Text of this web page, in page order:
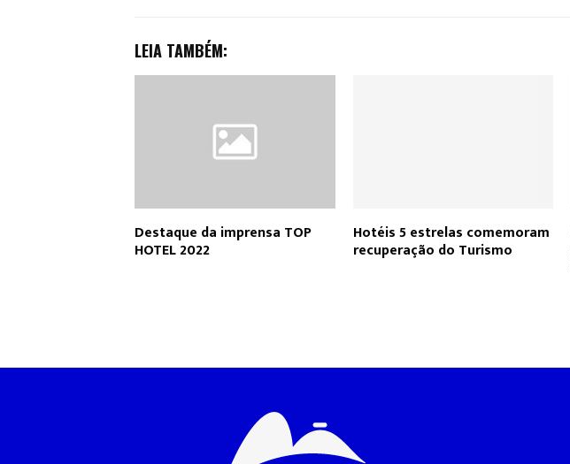
LEIA TAMBÉM:
Destaque da imprensa TOP
HOTEL 2022
Hotéis 5 estrelas comemoram
recuperação do Turismo